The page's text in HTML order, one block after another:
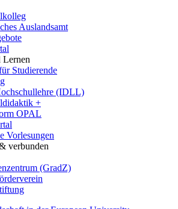
Auslandsamt
Lernen
Studierende
(IDLL)
+
OPAL
Vorlesungen
verbunden
(GradZ)